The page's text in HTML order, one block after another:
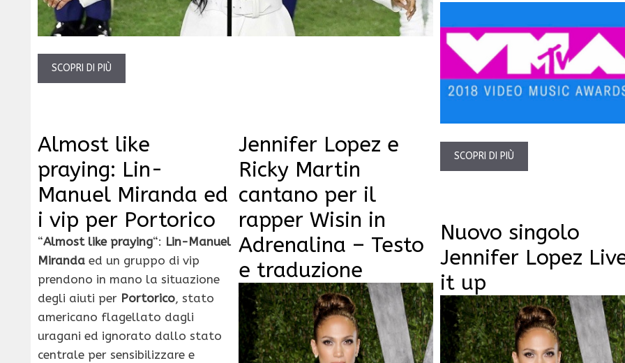
SCOPRI DI PIÙ
SCOPRI DI PIÙ
Almost like
praying: Lin-
Manuel Miranda ed
i vip per Portorico
“Almost like praying“: Lin-Manuel
Miranda ed un gruppo di vip
prendono in mano la situazione
degli aiuti per Portorico, stato
americano flagellato dagli
uragani ed ignorato dallo stato
centrale per sensibilizzare e
Jennifer Lopez e
Ricky Martin
cantano per il
rapper Wisin in
Adrenalina – Testo
e traduzione
Nuovo singolo
Jennifer Lopez
it up